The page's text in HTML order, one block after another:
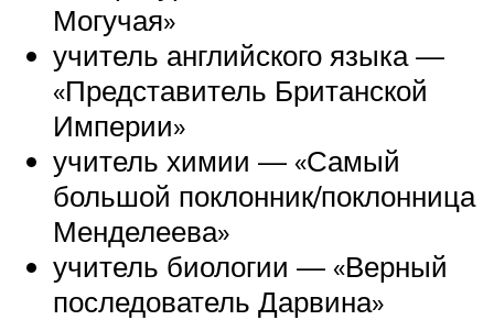
Могучая»
учитель английского языка —
«Представитель Британской
Империи»
учитель химии — «Самый
большой поклонник/поклонница
Менделеева»
учитель биологии — «Верный
последователь Дарвина»